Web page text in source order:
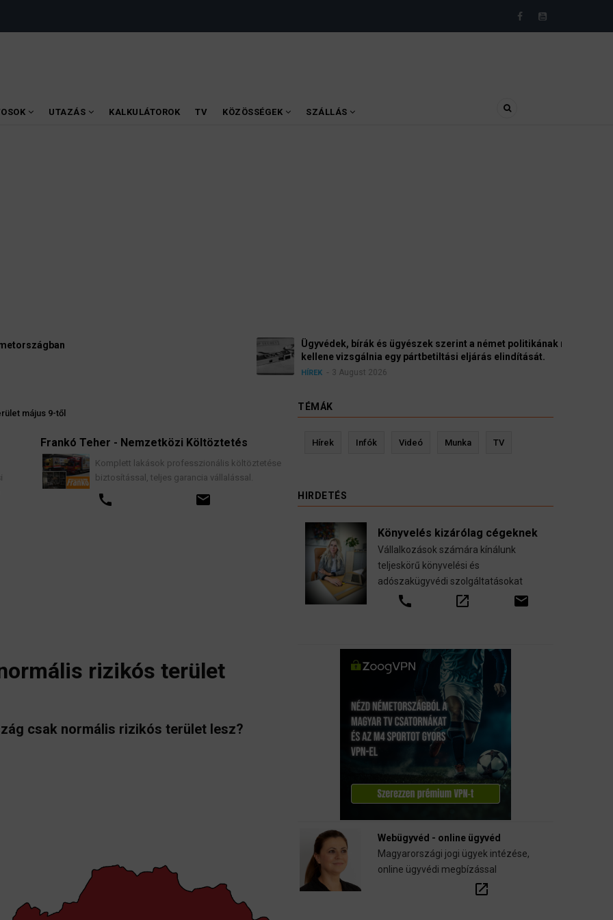
UTAZÁS KALKULÁTOROK TV KÖZÖSSÉGEK SZÁLLÁS
Ügyvédek, bírák és ügyészek szerint a német politikának mielőbb meg
kellene vizsgálnia egy pártbetiltási eljárás elindítását.
3 August 2026
május 9-től
Frankó Teher - Nemzetközi Költöztetés
Komplett lakások professzionális költöztetése
biztosítással, teljes garancia vállalással.
Kevin Ressler biztosítási szakértő
rizikós terület
csak normális rizikós terület lesz?
TÉMÁK
Hírek Infók Videó Munka TV
HIRDETÉS
Könyvelés kizárólag cégeknek
Vállalkozások számára kínálunk
teljeskörű könyvelési és
adószakügyvédi szolgáltatásokat
call open_in_new email
Webügyvéd - online ügyvéd
Magyarországi jogi ügyek intézése,
online ügyvédi megbízással
open_in_new